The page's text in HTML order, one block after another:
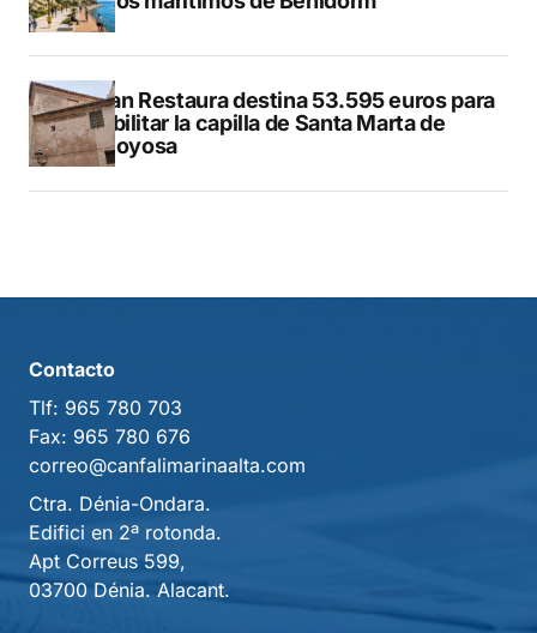
El Plan Restaura destina 53.595 euros para
rehabilitar la capilla de Santa Marta de
Villajoyosa
Contacto
Tlf: 965 780 703
Fax: 965 780 676
correo@canfalimarinaalta.com
Ctra. Dénia-Ondara.
Edifici en 2ª rotonda.
Apt Correus 599,
03700 Dénia. Alacant.